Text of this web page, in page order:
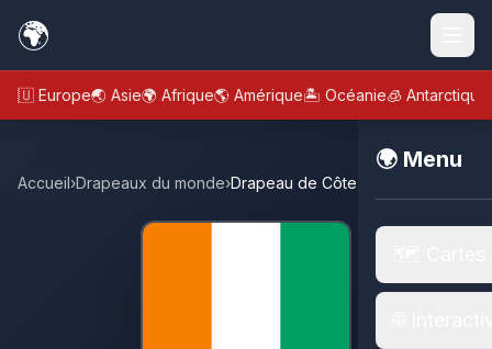
🌍
🇪🇺 Europe🌏 Asie🌍 Afrique🌎 Amérique🏝️ Océanie🧊 Antarctique
🌍 Menu
Accueil›Drapeaux du monde›Drapeau de Côte d'Ivoire